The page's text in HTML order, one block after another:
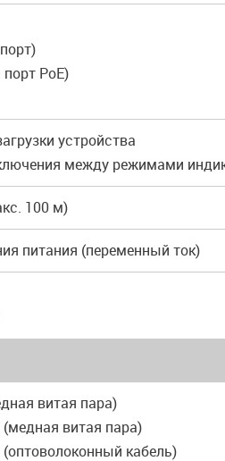
PoE)
устройства
между режимами
100 м)
питания (переменный ток)
витая пара)
(медная витая пара)
(оптоволоконный кабель)